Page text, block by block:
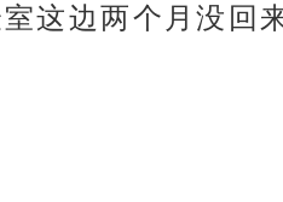
这边两个月没回